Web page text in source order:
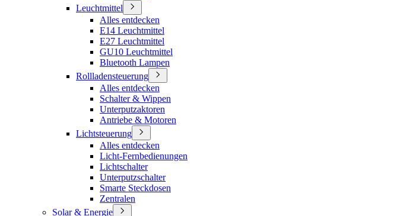
Leuchtmittel
Alles entdecken
E14 Leuchtmittel
E27 Leuchtmittel
GU10 Leuchtmittel
Bluetooth Lampen
Rollladensteuerung
Alles entdecken
Schalter & Wippen
Unterputzaktoren
Antriebe & Motoren
Lichtsteuerung
Alles entdecken
Licht-Fernbedienungen
Lichtschalter
Unterputzschalter
Smarte Steckdosen
Zentralen
Solar & Energie